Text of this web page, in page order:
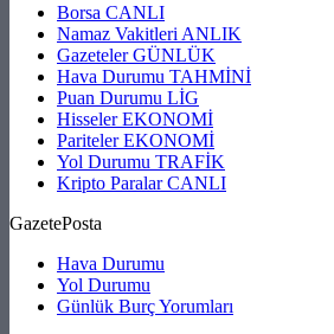
Borsa CANLI
Namaz Vakitleri ANLIK
GazetelerGÜNLÜK
Hava Durumu TAHMİNİ
Puan Durumu LİG
HisselerEKONOMİ
ParitelerEKONOMİ
Yol Durumu TRAFİK
Kripto ParalarCANLI
GazetePosta
Hava Durumu
Yol Durumu
Günlük Burç Yorumları